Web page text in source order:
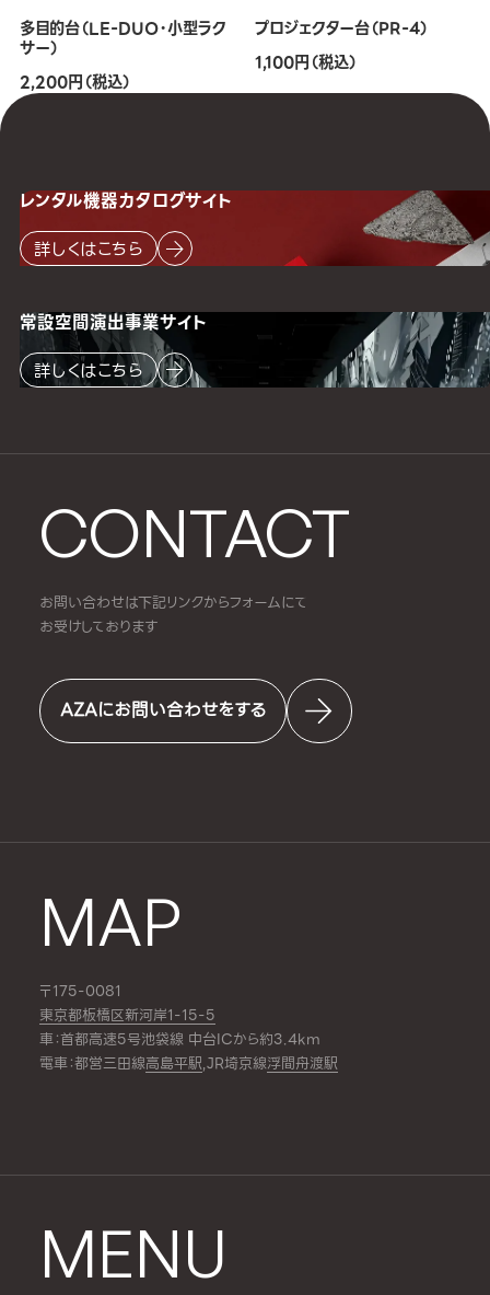
多目的台（LE-DUO・小型ラク
サー）
2,200円（税込）
プロジェクター台（PR-4）
1,100円（税込）
CONTACT
お問い合わせは下記リンクからフォームにて
お受けしております
AZAにお問い合わせをする
MAP
〒175-0081
東京都板橋区新河岸1-15-5
車：首都高速5号池袋線 中台ICから約3.4km
電車：都営三田線高島平駅,JR埼京線浮間舟渡駅
レンタル機器カタログサイト
詳しくはこちら
常設空間演出事業サイト
詳しくはこちら
MENU